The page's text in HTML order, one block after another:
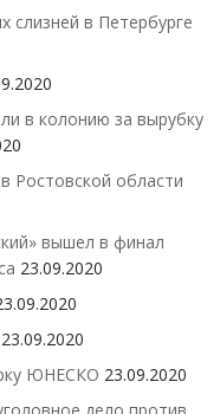
в Петербурге
в колонию за вырубку
Ростовской области
вышел в финал
23.09.2020
23.09.2020
ЮНЕСКО 23.09.2020